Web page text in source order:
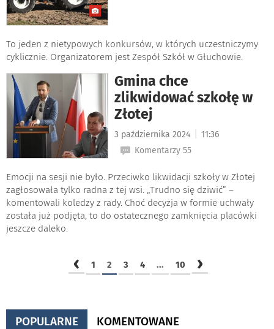
To jeden z nietypowych konkursów, w których uczestniczymy
cyklicznie. Organizatorem jest Zespół Szkół w Głuchowie.
Gmina chce
zlikwidować szkołę w
Złotej
3 października 2024
11:36
Komentarzy 55
Emocji na sesji nie było. Przeciwko likwidacji szkoły w Złotej
zagłosowała tylko radna z tej wsi. „Trudno się dziwić” –
komentowali koledzy z rady. Choć decyzja w formie uchwały
została już podjęta, to do ostatecznego zamknięcia placówki
jeszcze daleko.
‹ 1 2 3 4 ... 10 ›
POPULARNE KOMENTOWANE